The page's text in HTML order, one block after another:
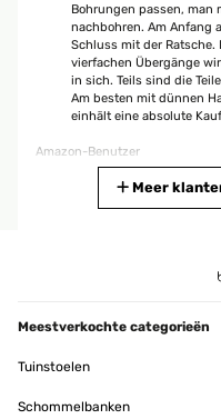
Bohrungen passen,
nachbohren. Am Anfang
Schluss mit der
vierfachen Übergänge
in sich. Teils sind die
Am besten mit dünnen
einhält eine absolute
Amazon-Benutzer
alleine aufzubauen -
nochmal korrigieren, ist
scharfe Kanten) einen
hatte diese Jahr schon
Meer
Meestverkochte categorieën
Tuinstoelen
Schommelbanken